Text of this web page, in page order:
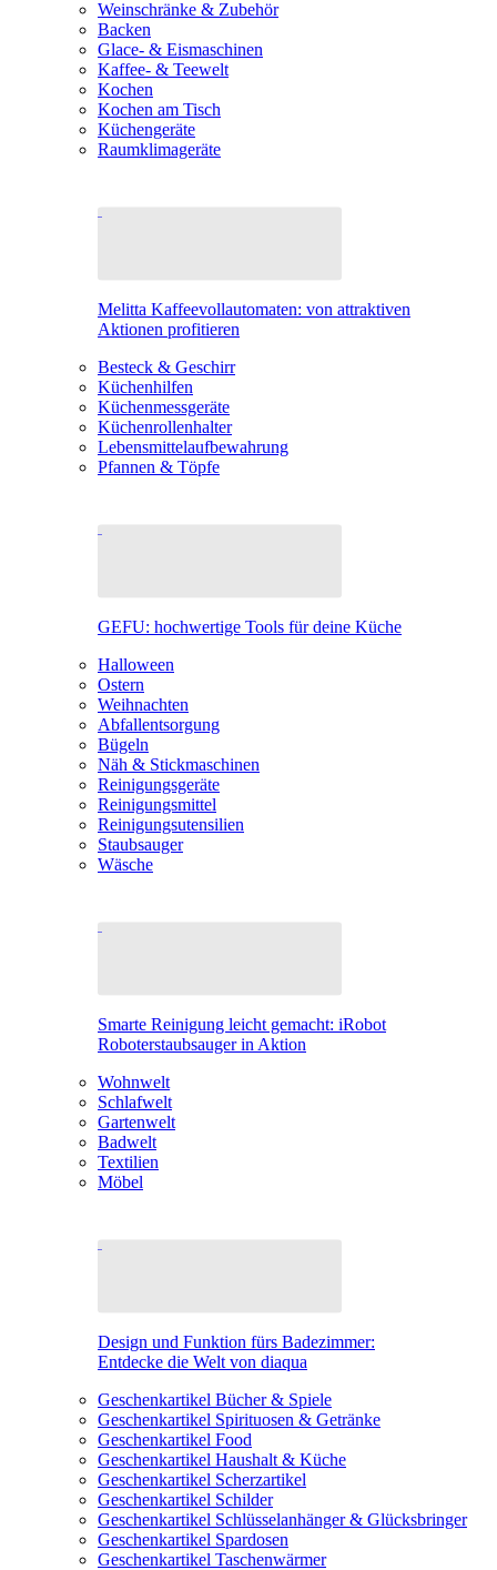
Weinschränke & Zubehör
Backen
Glace- & Eismaschinen
Kaffee- & Teewelt
Kochen
Kochen am Tisch
Küchengeräte
Raumklimageräte
Melitta Kaffeevollautomaten: von attraktiven
Aktionen profitieren
Besteck & Geschirr
Küchenhilfen
Küchenmessgeräte
Küchenrollenhalter
Lebensmittelaufbewahrung
Pfannen & Töpfe
GEFU: hochwertige Tools für deine Küche
Halloween
Ostern
Weihnachten
Abfallentsorgung
Bügeln
Näh & Stickmaschinen
Reinigungsgeräte
Reinigungsmittel
Reinigungsutensilien
Staubsauger
Wäsche
Smarte Reinigung leicht gemacht: iRobot
Roboterstaubsauger in Aktion
Wohnwelt
Schlafwelt
Gartenwelt
Badwelt
Textilien
Möbel
Design und Funktion fürs Badezimmer:
Entdecke die Welt von diaqua
Geschenkartikel Bücher & Spiele
Geschenkartikel Spirituosen & Getränke
Geschenkartikel Food
Geschenkartikel Haushalt & Küche
Geschenkartikel Scherzartikel
Geschenkartikel Schilder
Geschenkartikel Schlüsselanhänger & Glücksbringer
Geschenkartikel Spardosen
Geschenkartikel Taschenwärmer